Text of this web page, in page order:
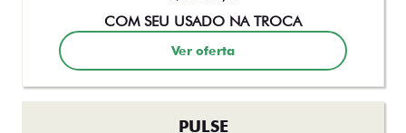
FINANCIAMENTO
De: R$ 167.490,00